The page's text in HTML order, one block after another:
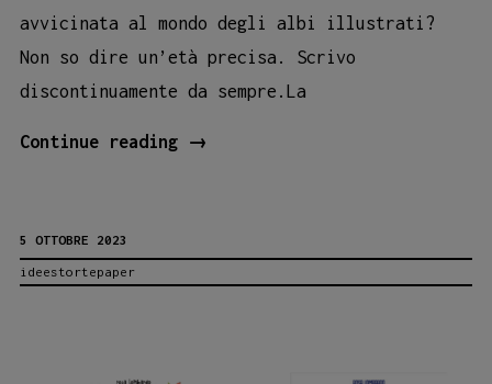
avvicinata al mondo degli albi illustrati?
Non so dire un’età precisa. Scrivo
discontinuamente da sempre.La
Continue reading
DI
→
5 OTTOBRE 2023
ideestortepaper